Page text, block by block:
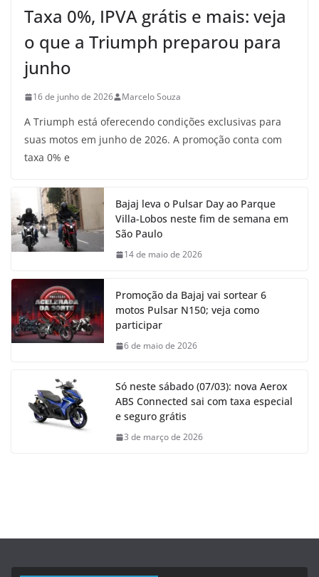
Taxa 0%, IPVA grátis e mais: veja
o que a Triumph preparou para
junho
16 de junho de 2026 Marcelo Souza
A Triumph está oferecendo condições exclusivas para
suas motos em junho de 2026. A promoção conta com
taxa 0% e
Bajaj leva o Pulsar Day ao Parque
Villa-Lobos neste fim de semana em
São Paulo
14 de maio de 2026
Promoção da Bajaj vai sortear 6
motos Pulsar N150; veja como
participar
6 de maio de 2026
Só neste sábado (07/03): nova Aerox
ABS Connected sai com taxa especial
e seguro grátis
3 de março de 2026